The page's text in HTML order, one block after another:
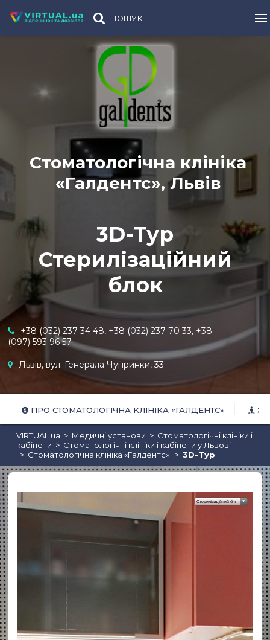
ПОШУК
Стоматологічна клініка
«Галдентс», Львів
3D-Тур
Стерилізаційний
блок
+38 (032) 237 34 48, +38 (032) 237 70 33, +38
(097) 593 96 57
Львів, вул. Генерала Чупринки, 33
ПРО СТОМАТОЛОГІЧНА КЛІНІКА «ГАЛДЕНТС»
VIRTUAL.ua Медичні установи
Стоматологічні клініки і
кабінети
Стоматологічні клініки і кабінети у Львові
Стоматологічна клініка «Галдентс»
3D-Тур
Бари та паби